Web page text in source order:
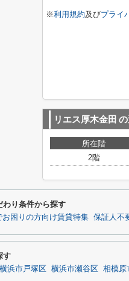
※利用規約及びプライ
リエス厚木金田
所在階
2階
わり条件から探す
お困りの方向け賃貸特集 保証人不
す
横浜市戸塚区 横浜市瀬谷区 相模原